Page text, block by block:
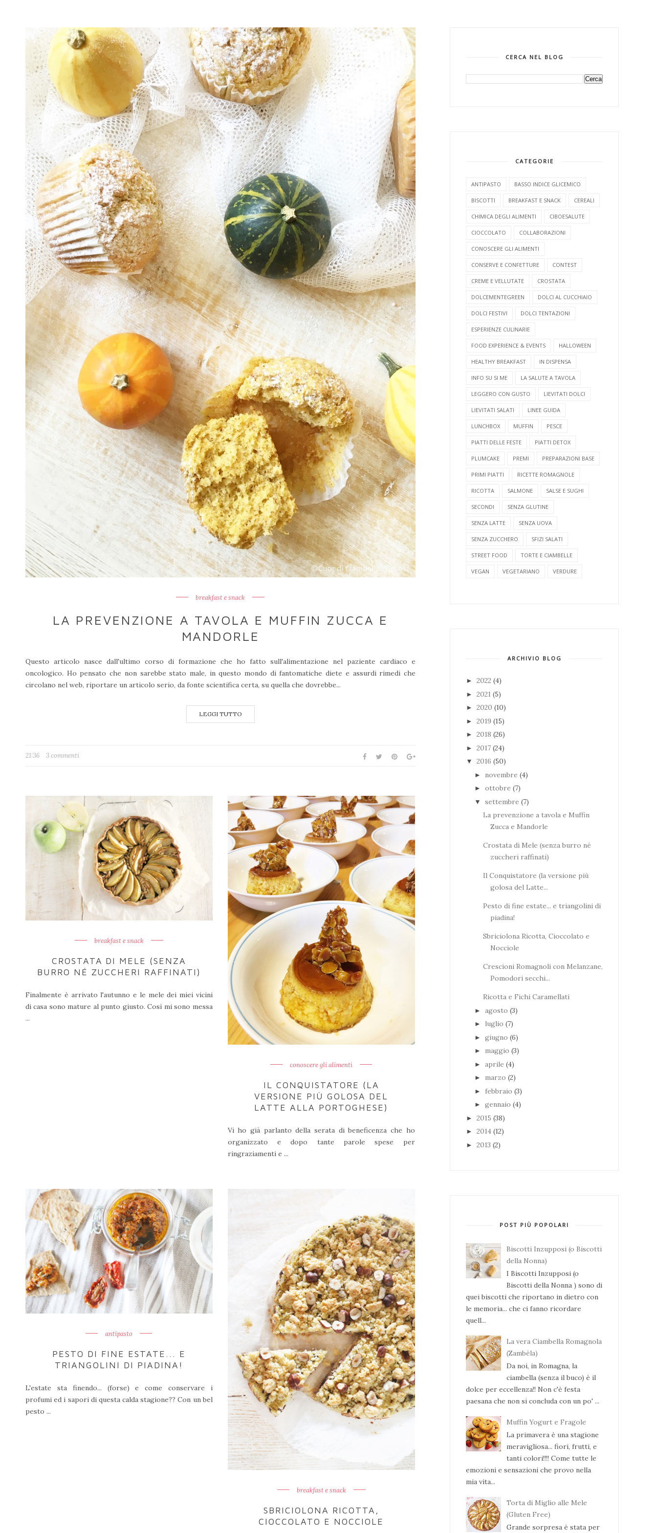
breakfast e snack
LA PREVENZIONE A TAVOLA E MUFFIN ZUCCA E
MANDORLE
Questo articolo nasce dall'ultimo corso di formazione che ho fatto sull'alimentazione nel paziente cardiaco e
oncologico. Ho pensato che non sarebbe stato male, in questo mondo di fantomatiche diete e assurdi rimedi che
circolano nel web, riportare un articolo serio, da fonte scientifica certa, su quella che dovrebbe...
LEGGI TUTTO
21:36 3 commenti
breakfast e snack
CROSTATA DI MELE (SENZA
BURRO NÉ ZUCCHERI RAFFINATI)
Finalmente è arrivato l'autunno e le mele dei miei vicini
di casa sono mature al punto giusto. Così mi sono messa
...
conoscere gli alimenti
IL CONQUISTATORE (LA
VERSIONE PIÙ GOLOSA DEL
LATTE ALLA PORTOGHESE)
Vi ho già parlanto della serata di beneficenza che ho
organizzato e dopo tante parole spese per
ringraziamenti e ...
antipasto
PESTO DI FINE ESTATE... E
TRIANGOLINI DI PIADINA!
L'estate sta finendo... (forse) e come conservare i
profumi ed i sapori di questa calda stagione?? Con un bel
pesto ...
breakfast e snack
SBRICIOLONA RICOTTA,
CIOCCOLATO E NOCCIOLE
CERCA NEL BLOG
CATEGORIE
ANTIPASTO BASSO INDICE GLICEMICO
BISCOTTI BREAKFAST E SNACK CEREALI
CHIMICA DEGLI ALIMENTI CIBOESALUTE
CIOCCOLATO COLLABORAZIONI
CONOSCERE GLI ALIMENTI
CONSERVE E CONFETTURE CONTEST
CREME E VELLUTATE CROSTATA
DOLCEMENTEGREEN DOLCI AL CUCCHIAIO
DOLCI FESTIVI DOLCI TENTAZIONI
ESPERIENZE CULINARIE
FOOD EXPERIENCE & EVENTS HALLOWEEN
HEALTHY BREAKFAST IN DISPENSA
INFO SU SI ME LA SALUTE A TAVOLA
LEGGERO CON GUSTO LIEVITATI DOLCI
LIEVITATI SALATI LINEE GUIDA
LUNCHBOX MUFFIN PESCE
PIATTI DELLE FESTE PIATTI DETOX
PLUMCAKE PREMI PREPARAZIONI BASE
PRIMI PIATTI RICETTE ROMAGNOLE
RICOTTA SALMONE SALSE E SUGHI
SECONDI SENZA GLUTINE
SENZA LATTE SENZA UOVA
SENZA ZUCCHERO SFIZI SALATI
STREET FOOD TORTE E CIAMBELLE
VEGAN VEGETARIANO VERDURE
ARCHIVIO BLOG
► 2022 (4)
► 2021 (5)
► 2020 (10)
► 2019 (15)
► 2018 (26)
► 2017 (24)
▼ 2016 (50)
► novembre (4)
► ottobre (7)
▼ settembre (7)
La prevenzione a tavola e Muffin
Zucca e Mandorle
Crostata di Mele (senza burro né
zuccheri raffinati)
Il Conquistatore (la versione più
golosa del Latte...
Pesto di fine estate... e triangolini di
piadina!
Sbriciolona Ricotta, Cioccolato e
Nocciole
Crescioni Romagnoli con Melanzane,
Pomodori secchi...
Ricotta e Fichi Caramellati
► agosto (3)
► luglio (7)
► giugno (6)
► maggio (3)
► aprile (4)
► marzo (2)
► febbraio (3)
► gennaio (4)
► 2015 (38)
► 2014 (12)
► 2013 (2)
POST PIÙ POPOLARI
Biscotti Inzupposi (o Biscotti
della Nonna)
I Biscotti Inzupposi (o
Biscotti della Nonna ) sono di
quei biscotti che riportano in dietro con
le memoria... che ci fanno ricordare
quell...
La vera Ciambella Romagnola
(Zambèla)
Da noi, in Romagna, la
ciambella (senza il buco) è il
dolce per eccellenza!! Non c'è festa
paesana che non si concluda con un po' ...
Muffin Yogurt e Fragole
La primavera è una stagione
meravigliosa... fiori, frutti, e
tanti colori!!!! Come tutte le
emozioni e sensazioni che provo nella
mia vita...
Torta di Miglio alle Mele
(Gluten Free)
Grande sorpresa è stata per